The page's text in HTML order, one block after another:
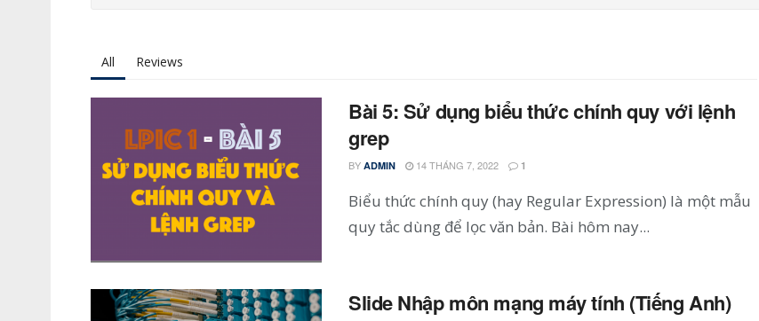
All Reviews
Bài 5: Sử dụng biểu thức chính quy với lệnh
grep
BY ADMIN 14 THÁNG 7, 2022 1
Biểu thức chính quy (hay Regular Expression) là một mẫu
quy tắc dùng để lọc văn bản. Bài hôm nay...
Slide Nhập môn mạng máy tính (Tiếng Anh)